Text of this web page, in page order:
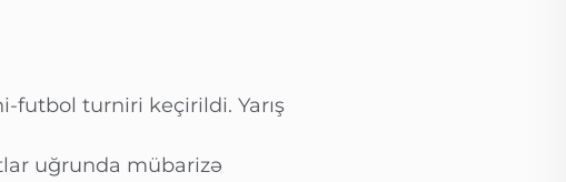
futbol turniri keçirildi. Yarış
uğrunda mübarizə